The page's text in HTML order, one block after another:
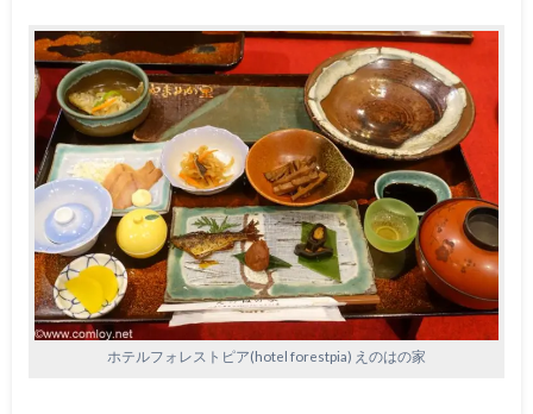
ホテルフォレストピア(hotel forestpia) えのはの家